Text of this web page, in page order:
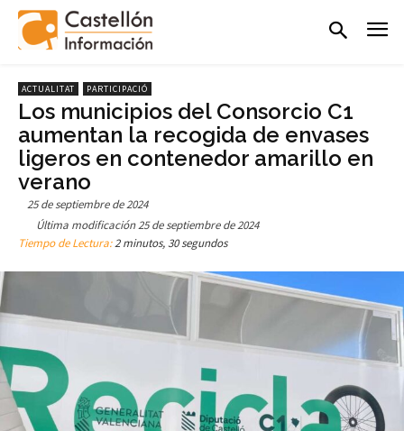
ACTUALITAT PARTICIPACIÓ
Los municipios del Consorcio C1
aumentan la recogida de envases
ligeros en contenedor amarillo en
verano
25 de septiembre de 2024
Última modificación25 de septiembre de 2024
Tiempo de Lectura:2 minutos, 30 segundos